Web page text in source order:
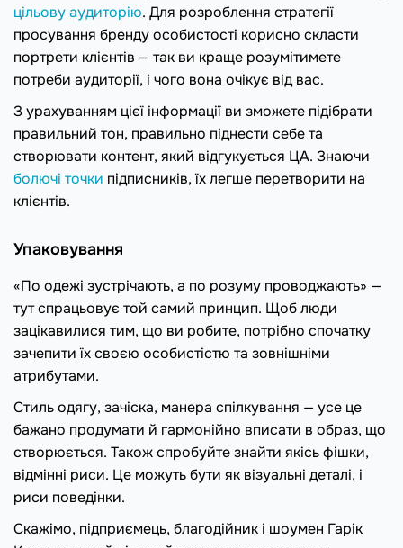
цільову аудиторію. Для розроблення стратегії
просування бренду особистості корисно скласти
портрети клієнтів — так ви краще розумітимете
потреби аудиторії, і чого вона очікує від вас.
З урахуванням цієї інформації ви зможете підібрати
правильний тон, правильно піднести себе та
створювати контент, який відгукується ЦА. Знаючи
болючі точки підписників, їх легше перетворити на
клієнтів.
Упаковування
«По одежі зустрічають, а по розуму проводжають» —
тут спрацьовує той самий принцип. Щоб люди
зацікавилися тим, що ви робите, потрібно спочатку
зачепити їх своєю особистістю та зовнішніми
атрибутами.
Стиль одягу, зачіска, манера спілкування — усе це
бажано продумати й гармонійно вписати в образ, що
створюється. Також спробуйте знайти якісь фішки,
відмінні риси. Це можуть бути як візуальні деталі, і
риси поведінки.
Скажімо, підприємець, благодійник і шоумен Гарік